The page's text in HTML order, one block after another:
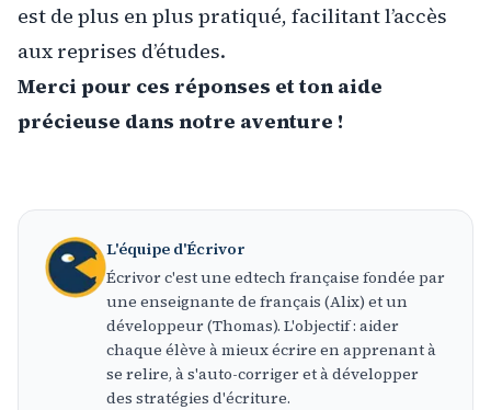
est de plus en plus pratiqué, facilitant l’accès
aux reprises d’études.
Merci pour ces réponses et ton aide
précieuse dans notre aventure !
L'équipe d'Écrivor
Écrivor c'est une edtech française fondée par
une enseignante de français (Alix) et un
développeur (Thomas). L'objectif : aider
chaque élève à mieux écrire en apprenant à
se relire, à s'auto-corriger et à développer
des stratégies d'écriture.